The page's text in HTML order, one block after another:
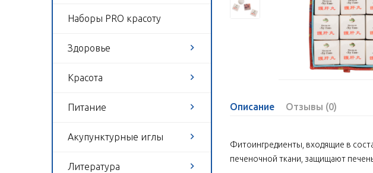
Наборы PRO красоту
Здоровье
Красота
Питание
Акупунктурные иглы
Литература
Описание Отзывы (0)
Фитоингредиенты, входящие в
печеночной ткани, защищают